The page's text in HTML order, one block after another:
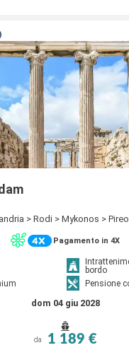
> Rodi > Mykonos >
Pagamento in 4X
bordo
Pensione
dom 04 giu 2028
da 1 189 €